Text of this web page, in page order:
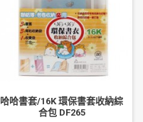
哈哈書套/16K 環保書套收納綜
合包 DF265